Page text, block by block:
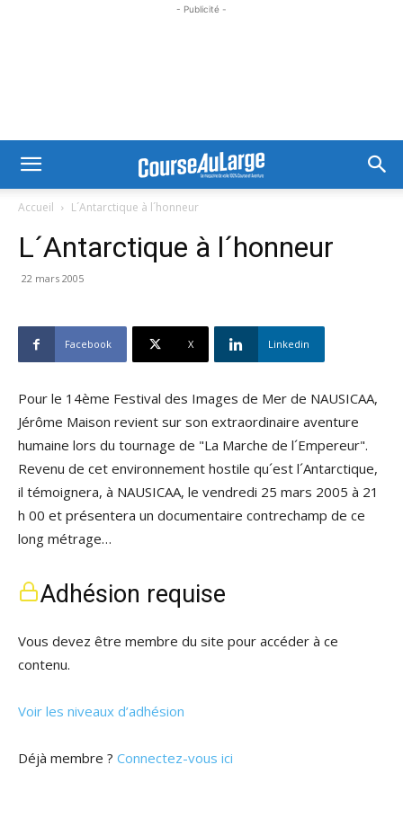
- Publicité -
Accueil L´Antarctique à l´honneur
L´Antarctique à l´honneur
22 mars 2005
Facebook X Linkedin
Pour le 14ème Festival des Images de Mer de NAUSICAA,
Jérôme Maison revient sur son extraordinaire aventure
humaine lors du tournage de "La Marche de l´Empereur".
Revenu de cet environnement hostile qu´est l´Antarctique,
il témoignera, à NAUSICAA, le vendredi 25 mars 2005 à 21
h 00 et présentera un documentaire contrechamp de ce
long métrage…
Adhésion requise
Vous devez être membre du site pour accéder à ce
contenu.
Voir les niveaux d’adhésion
Déjà membre ? Connectez-vous ici